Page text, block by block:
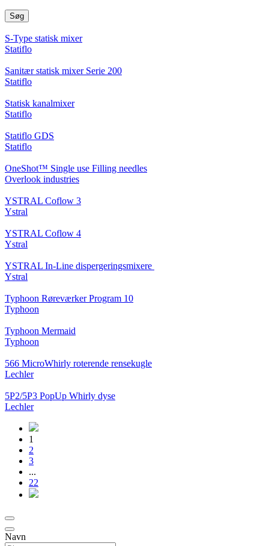
Søg
S-Type statisk mixer
Statiflo
Sanitær statisk mixer Serie 200
Statiflo
Statisk kanalmixer
Statiflo
Statiflo GDS
Statiflo
OneShot™ Single use Filling needles
Overlook industries
YSTRAL Coflow 3
Ystral
YSTRAL Coflow 4
Ystral
YSTRAL In-Line dispergeringsmixere ‍‍
Ystral
Typhoon Røreværker Program 10
Typhoon
Typhoon Mermaid
Typhoon
566 MicroWhirly roterende rensekugle
Lechler
5P2/5P3 PopUp Whirly dyse
Lechler
1
2
3
...
22
Navn